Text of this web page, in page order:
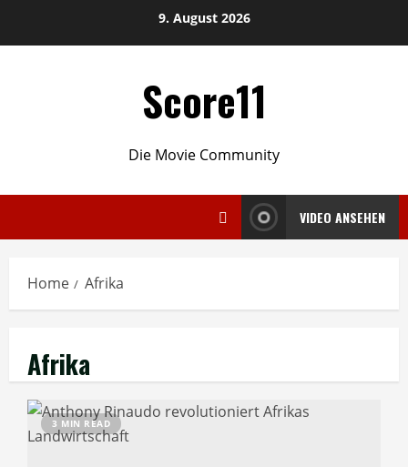
9. August 2026
Score11
Die Movie Community
VIDEO ANSEHEN
Home Afrika
Afrika
3 MIN READ